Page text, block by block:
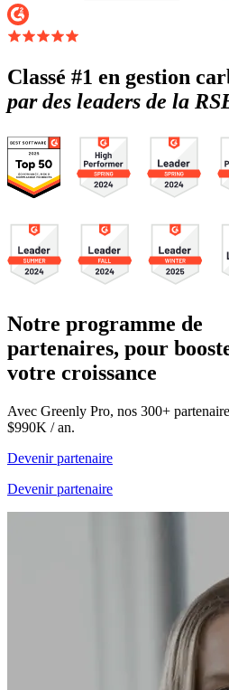
Classé #1 en gestion
par des leaders de la
Notre programme de
partenaires, pour
votre croissance
Avec Greenly Pro, nos 300+
$990K / an.
Devenir partenaire
Devenir partenaire